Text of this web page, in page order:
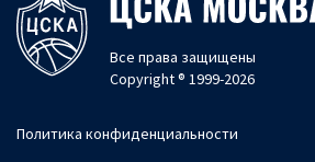
Все права защищены
Copyright ® 1999-2026
Политика конфиденциальности